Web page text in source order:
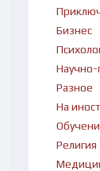
Бизнес
Научно-
Разное
На
Религия